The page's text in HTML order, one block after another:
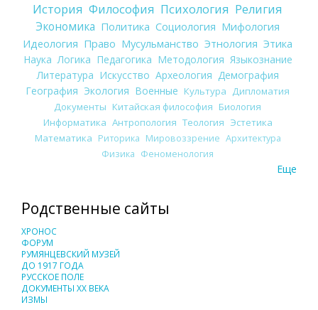
История Философия Психология Религия
Экономика Политика Социология Мифология
Идеология Право Мусульманство Этнология Этика
Наука Логика Педагогика Методология Языкознание
Литература Искусство Археология Демография
География Экология Военные Культура
Дипломатия
Документы Китайская философия Биология
Информатика Антропология Теология Эстетика
Математика Риторика Мировоззрение Архитектура
Физика Феноменология
Еще
Родственные сайты
ХРОНОС
ФОРУМ
РУМЯНЦЕВСКИЙ МУЗЕЙ
ДО 1917 ГОДА
РУССКОЕ ПОЛЕ
ДОКУМЕНТЫ XX ВЕКА
ИЗМЫ